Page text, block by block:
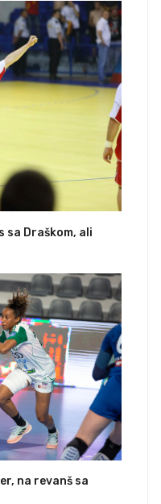
sa Draškom, ali
na revanš sa